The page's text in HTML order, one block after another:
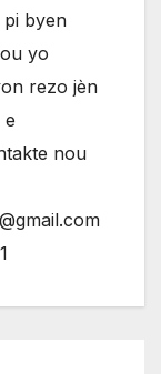
byen
yo
rezo jèn
e
nou